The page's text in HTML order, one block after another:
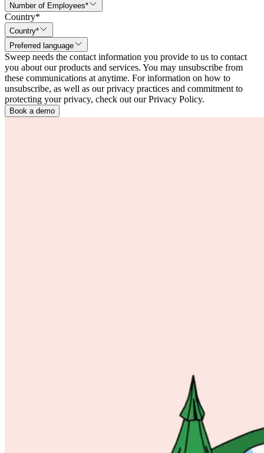
Number of Employees*
Country*
Country*
Preferred language
Sweep needs the contact information you provide to us to contact
you about our products and services. You may unsubscribe from
these communications at anytime. For information on how to
unsubscribe, as well as our privacy practices and commitment to
protecting your privacy, check out our Privacy Policy.
Book a demo